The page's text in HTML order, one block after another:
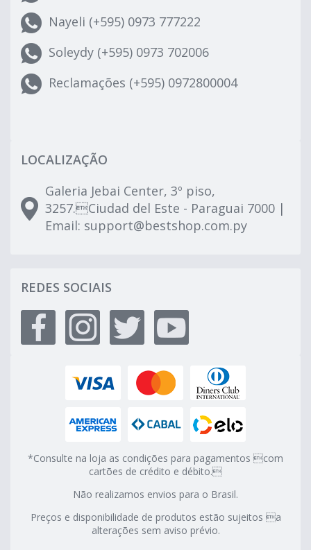
Nayeli (+595) 0973 777222
Soleydy (+595) 0973 702006
Reclamações (+595) 0972800004
LOCALIZAÇÃO
Galeria Jebai Center, 3º piso,
3257.Ciudad del Este - Paraguai 7000 |
Email: support@bestshop.com.py
REDES SOCIAIS
*Consulte na loja as condições para pagamentos com
cartões de crédito e débito.
Não realizamos envios para o Brasil.
Preços e disponibilidade de produtos estão sujeitos a
alterações sem aviso prévio.